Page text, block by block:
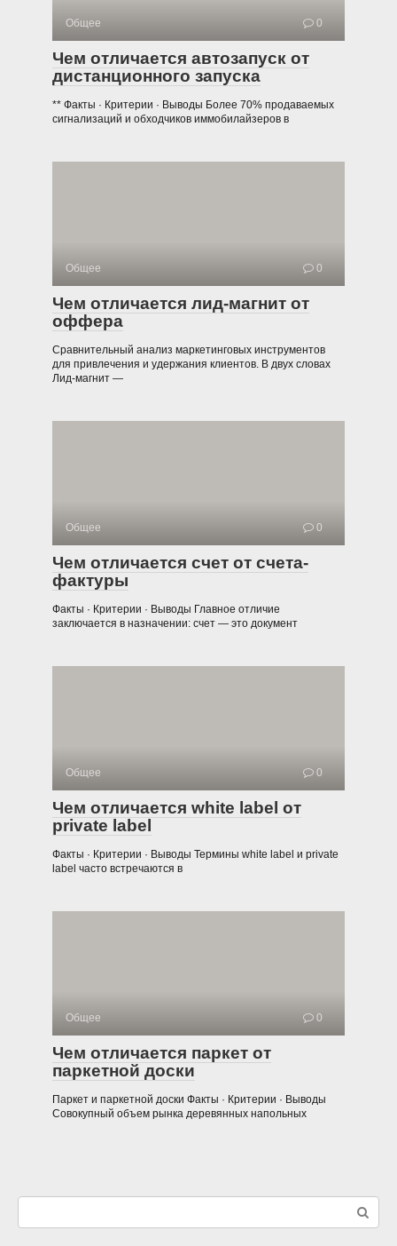
Общее 0
Чем отличается автозапуск от
дистанционного запуска
** Факты · Критерии · Выводы Более 70% продаваемых
сигнализаций и обходчиков иммобилайзеров в
Общее 0
Чем отличается лид-магнит от
оффера
Сравнительный анализ маркетинговых инструментов
для привлечения и удержания клиентов. В двух словах
Лид-магнит —
Общее 0
Чем отличается счет от счета-
фактуры
Факты · Критерии · Выводы Главное отличие
заключается в назначении: счет — это документ
Общее 0
Чем отличается white label от
private label
Факты · Критерии · Выводы Термины white label и private
label часто встречаются в
Общее 0
Чем отличается паркет от
паркетной доски
Паркет и паркетной доски Факты · Критерии · Выводы
Совокупный объем рынка деревянных напольных